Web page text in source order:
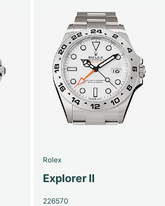
Rolex
Explorer II
226570